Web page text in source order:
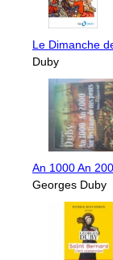
Le Dimanche
Duby
An 1000 An
Georges Duby